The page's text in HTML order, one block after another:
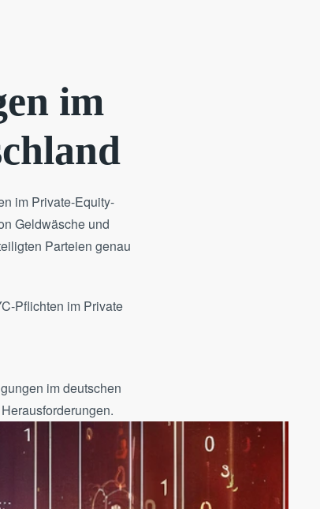
im
im Private-Equity-
Geldwäsche und
Parteien genau
Pflichten im Private
im deutschen